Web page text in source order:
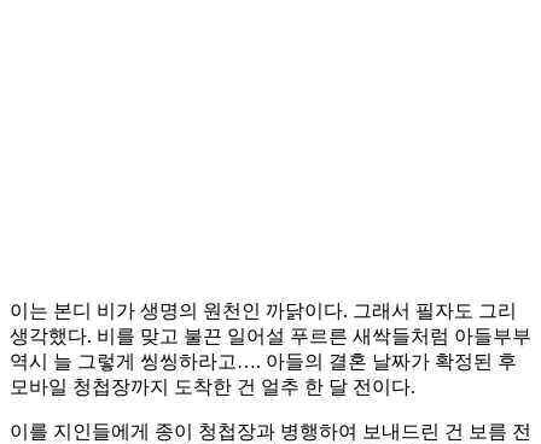
이는 본디 비가 생명의 원천인 까닭이다. 그래서 필자도 그리
생각했다. 비를 맞고 불끈 일어설 푸르른 새싹들처럼 아들부부
역시 늘 그렇게 씽씽하라고…. 아들의 결혼 날짜가 확정된 후
모바일 청첩장까지 도착한 건 얼추 한 달 전이다.
이를 지인들에게 종이 청첩장과 병행하여 보내드린 건 보름 전